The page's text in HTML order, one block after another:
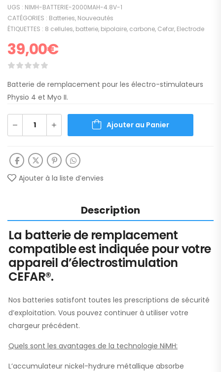
UGS : NIMH-BATTERIE-2000MAH-4.8V-1
CATÉGORIES : Batteries, Nouveautés
ÉTIQUETTES : 8 cellules, batterie, bipolaire, carbone, Cefar, Electrode
39,00€
Batterie de remplacement pour les électro-stimulateurs
Physio 4 et Myo II.
Ajouter au Panier
Ajouter à la liste d’envies
Description
La batterie de remplacement
compatible est indiquée pour votre
appareil d’électrostimulation
CEFAR®.
Nos batteries satisfont toutes les prescriptions de sécurité
d’exploitation. Vous pouvez continuer à utiliser votre
chargeur précédent.
Quels sont les avantages de la technologie NiMH:
L’accumulateur nickel-hydrure métallique absorbe